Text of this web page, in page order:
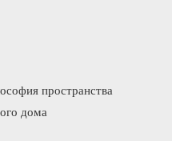
пространства
дома